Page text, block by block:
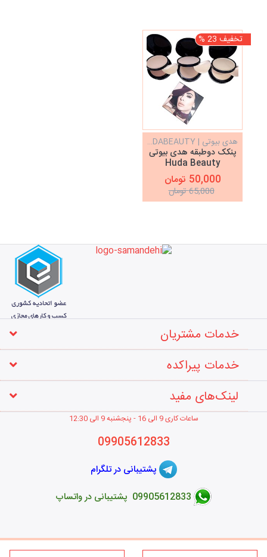
تخفیف 23 %
هدی بیوتی | HUDABEAUTY
پنکک دوطبقه هدی بیوتی
Huda Beauty
50,000 تومان
65,000 تومان
خدمات مشتریان
خدمات پیراکده
لینک‌های مفید
ساعات کاری 9 الی 16 - پنجشنبه 9 الی 12 :30
09905612833
پشتیبانی در تلگرام
09905612833 پشتیبانی در واتساپ
طراحی فروشگاه اینترنتی